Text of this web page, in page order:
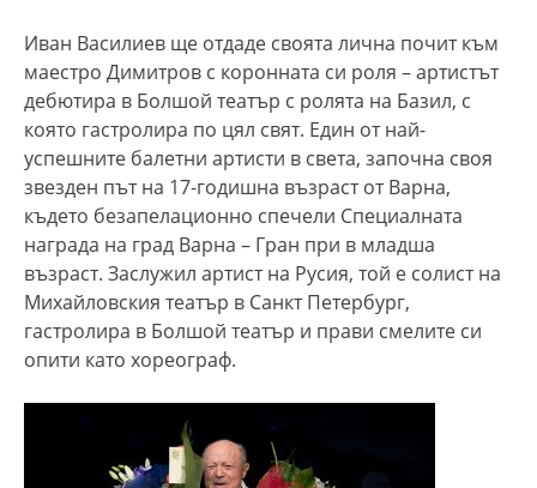
Иван Василиев ще отдаде своята лична почит към
маестро Димитров с коронната си роля – артистът
дебютира в Болшой театър с ролята на Базил, с
която гастролира по цял свят. Един от най-
успешните балетни артисти в света, започна своя
звезден път на 17-годишна възраст от Варна,
където безапелационно спечели Специалната
награда на град Варна – Гран при в младша
възраст. Заслужил артист на Русия, той е солист на
Михайловския театър в Санкт Петербург,
гастролира в Болшой театър и прави смелите си
опити като хореограф.